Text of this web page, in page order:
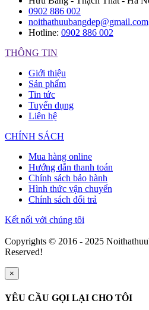
0902 886 002
noithathuubangdep@gmail.com
Hotline: 0902 886 002
THÔNG TIN
Giới thiệu
Sản phẩm
Tin tức
Tuyển dụng
Liên hệ
CHÍNH SÁCH
Mua hàng online
Hướng dẫn thanh toán
Chính sách bảo hành
Hình thức vận chuyển
Chính sách đổi trả
Kết nối với chúng tôi
Copyrights © 2016 - 2025
Reserved!
×
YÊU CẦU GỌI LẠI CHO TÔI